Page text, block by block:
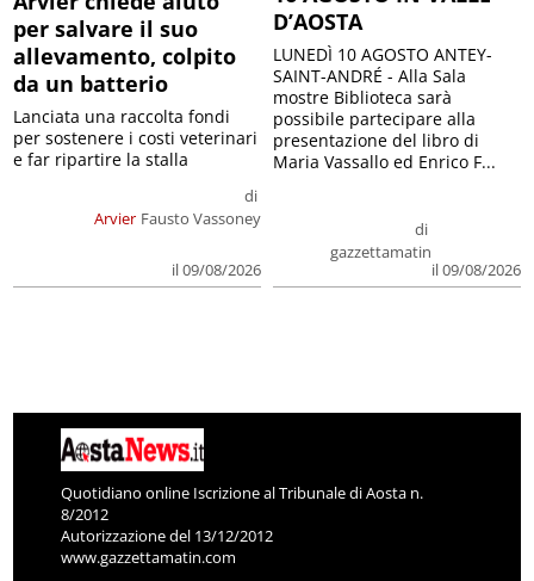
per salvare il suo
allevamento, colpito
da un batterio
Arvier
di
Fausto Vassoney
il 09/08/2026
Lanciata una raccolta fondi
per sostenere i costi veterinari
e far ripartire la stalla
D’AOSTA
di
gazzettamatin
il 09/08/2026
LUNEDÌ 10 AGOSTO ANTEY-
SAINT-ANDRÉ - Alla Sala
mostre Biblioteca sarà
possibile partecipare alla
presentazione del libro di
Maria Vassallo ed Enrico F...
Quotidiano online Iscrizione al Tribunale di Aosta n.
8/2012
Autorizzazione del 13/12/2012
www.gazzettamatin.com